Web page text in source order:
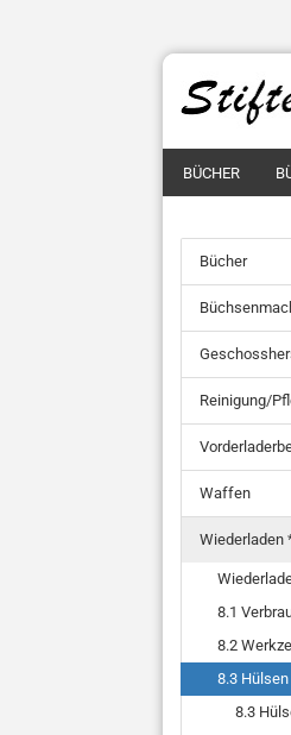
BÜCHER
Bücher
Reinigung/
Waffen
Wiederladen
8.1
8.2
8.3
8.3